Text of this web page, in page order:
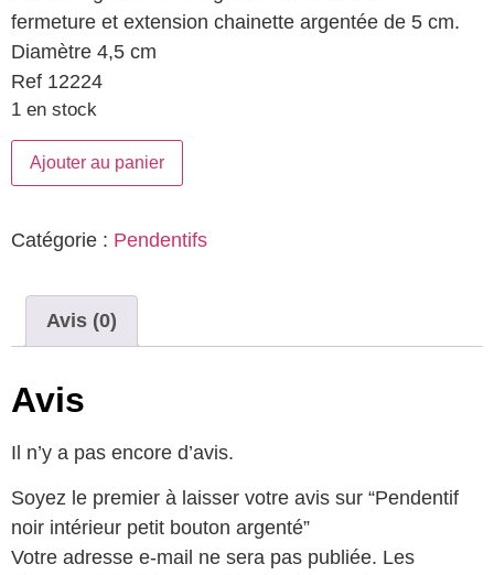
fermeture et extension chainette argentée de 5 cm.
Diamètre 4,5 cm
Ref 12224
1 en stock
Ajouter au panier
Catégorie : Pendentifs
Avis (0)
Avis
Il n’y a pas encore d’avis.
Soyez le premier à laisser votre avis sur “Pendentif
noir intérieur petit bouton argenté”
Votre adresse e-mail ne sera pas publiée. Les